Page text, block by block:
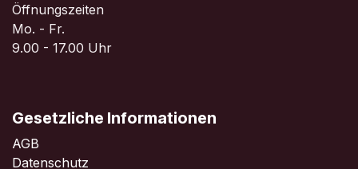
Öffnungszeiten
Mo. - Fr.
9.00 - 17.00 Uhr
Gesetzliche Informationen
AGB
Datenschutz